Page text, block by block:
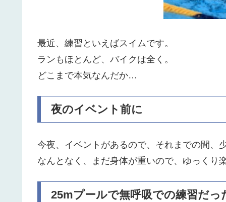
最近、練習といえばスイムです。
ランもほとんど、バイクは全く。
どこまで本気なんだか…
夜のイベント前に
今夜、イベントがあるので、それまでの間、
なんとなく、まだ身体が重いので、ゆっくり
25mプールで無呼吸での練習だっ